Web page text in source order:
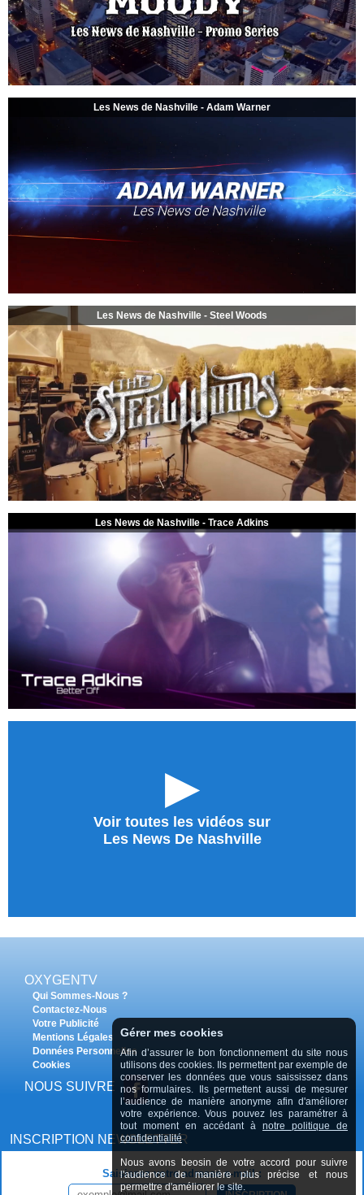
Les News de Nashville - Adam Warner
Les News de Nashville - Steel Woods
Les News de Nashville - Trace Adkins
►
Voir toutes les vidéos sur
Les News De Nashville
OXYGENTV
Qui Sommes-Nous ?
Contactez-Nous
Votre Publicité
Mentions Légales
Données Personnelles
Cookies
NOUS SUIVRE
INSCRIPTION NEWSLETTER
Saisissez votre adresse e-mail :
Gérer mes cookies
Afin d’assurer le bon fonctionnement du site nous
utilisons des cookies. Ils permettent par exemple de
conserver les données que vous saississez dans
nos formulaires. Ils permettent aussi de mesurer
l’audience de manière anonyme afin d'améliorer
votre expérience. Vous pouvez les paramétrer à
tout moment en accédant à notre politique de
confidentialité
Nous avons beosin de votre accord pour suivre
l'audience de manière plus précise et nous
permettre d'améliorer le site.